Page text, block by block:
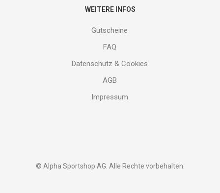
WEITERE INFOS
Gutscheine
FAQ
Datenschutz & Cookies
AGB
Impressum
© Alpha Sportshop AG. Alle Rechte vorbehalten.